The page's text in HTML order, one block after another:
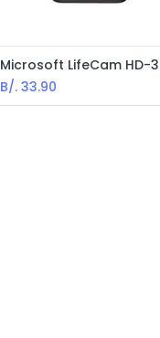
B/.33.90